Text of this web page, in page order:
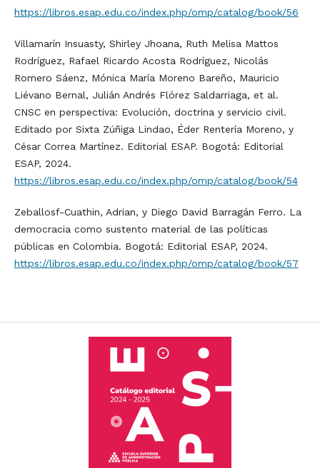
https://libros.esap.edu.co/index.php/omp/catalog/book/56
Villamarín Insuasty, Shirley Jhoana, Ruth Melisa Mattos
Rodríguez, Rafael Ricardo Acosta Rodríguez, Nicolás
Romero Sáenz, Mónica María Moreno Bareño, Mauricio
Liévano Bernal, Julián Andrés Flórez Saldarriaga, et al.
CNSC en perspectiva: Evolución, doctrina y servicio civil.
Editado por Sixta Zúñiga Lindao, Éder Rentería Moreno, y
César Correa Martínez. Editorial ESAP. Bogotá: Editorial
ESAP, 2024.
https://libros.esap.edu.co/index.php/omp/catalog/book/54
Zeballosf-Cuathin, Adrian, y Diego David Barragán Ferro. La
democracia como sustento material de las políticas
públicas en Colombia. Bogotá: Editorial ESAP, 2024.
https://libros.esap.edu.co/index.php/omp/catalog/book/57